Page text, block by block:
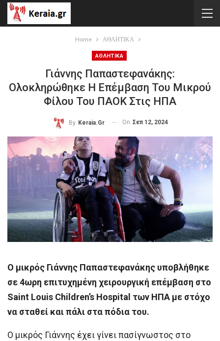
Home ΑΘΛΗΤΙΚΑ
ΑΘΛΗΤΙΚΑ
Γιάννης Παπαστεφανάκης:
Ολοκληρώθηκε Η Επέμβαση Του Μικρού
Φίλου Του ΠΑΟΚ Στις ΗΠΑ
By Keraia.gr On Σεπ 12, 2024
Ο μικρός Γιάννης Παπαστεφανάκης υποβλήθηκε
σε 4ωρη επιτυχημένη χειρουργική επέμβαση στο
Saint Louis Children’s Hospital των ΗΠΑ με στόχο
να σταθεί και πάλι στα πόδια του.
Ο μικρός Γιάννης έχει γίνει πασίγνωστος στο